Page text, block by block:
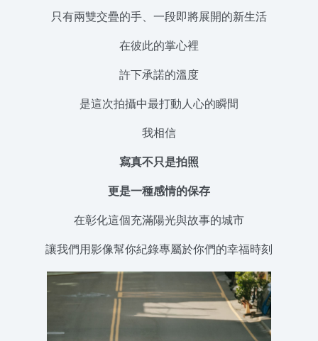
只有兩雙交疊的手、一段即將展開的新生活
在彼此的掌心裡
許下承諾的溫度
是這次拍攝中最打動人心的瞬間
我相信
寫真不只是拍照
更是一種感情的保存
在彰化這個充滿陽光與故事的城市
讓我們用影像幫你紀錄專屬於你們的幸福時刻